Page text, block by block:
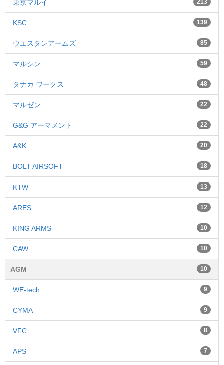
東京マルイ 213
KSC 139
ウエスタンアームズ 85
マルシン 59
タナカ ワークス 48
マルゼン 22
G&G アーマメント 22
A&K 20
BOLT AIRSOFT 18
KTW 13
ARES 12
KING ARMS 10
CAW 10
AGM 10
WE-tech 9
CYMA 9
VFC 8
APS 7